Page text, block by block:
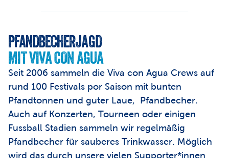
PFANDBECHERJAGD
MIT VIVA CON AGUA
Seit 2006 sammeln die Viva con Agua Crews auf
rund 100 Festivals por Saison mit bunten
Pfandtonnen und guter Laue,  Pfandbecher.
Auch auf Konzerten, Tourneen oder einigen
Fussball Stadien sammeln wir regelmäßig
Pfandbecher für sauberes Trinkwasser. Möglich
wird das durch unsere vielen Supporter*innen